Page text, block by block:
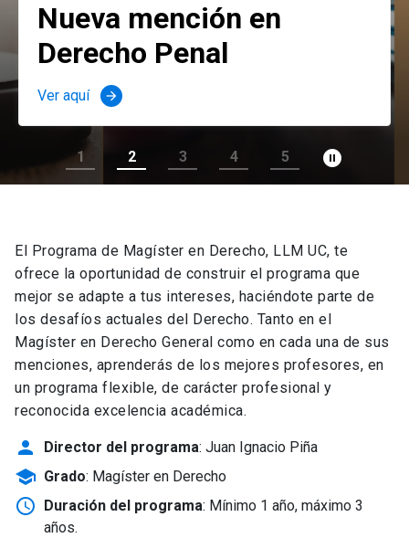
Nueva mención en
Derecho Penal
Ver aquí arrow_forward
1 2 3 4 5 pause_circle_filled
El Programa de Magíster en Derecho, LLM UC, te
ofrece la oportunidad de construir el programa que
mejor se adapte a tus intereses, haciéndote parte de
los desafíos actuales del Derecho. Tanto en el
Magíster en Derecho General como en cada una de sus
menciones, aprenderás de los mejores profesores, en
un programa flexible, de carácter profesional y
reconocida excelencia académica.
person Director del programa: Juan Ignacio Piña
school Grado: Magíster en Derecho
schedule Duración del programa: Mínimo 1 año, máximo 3
años.